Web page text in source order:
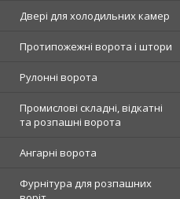
Двері для холодильних камер
Протипожежні ворота і штори
Рулонні ворота
Промислові складні, відкатні
та розпашні ворота
Ангарні ворота
Фурнітура для розпашних